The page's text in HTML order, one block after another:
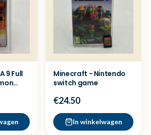
9 Full
Minecraft - Nintendo
switch game
€24.50
In winkelwagen